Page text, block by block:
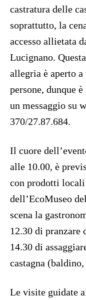
castratura delle
soprattutto, la
accesso allietata
Lucignano.
allegria è aperto
persone, dunque
un messaggio su
370/27.87.684.
Il cuore
alle 10.00, è
con prodotti
dell’EcoMuseo
scena la
12.30 di
14.30 di
castagna
Le visite guidate